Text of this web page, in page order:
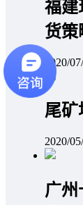
福建
货策
2020/
尾矿
2020/
广州